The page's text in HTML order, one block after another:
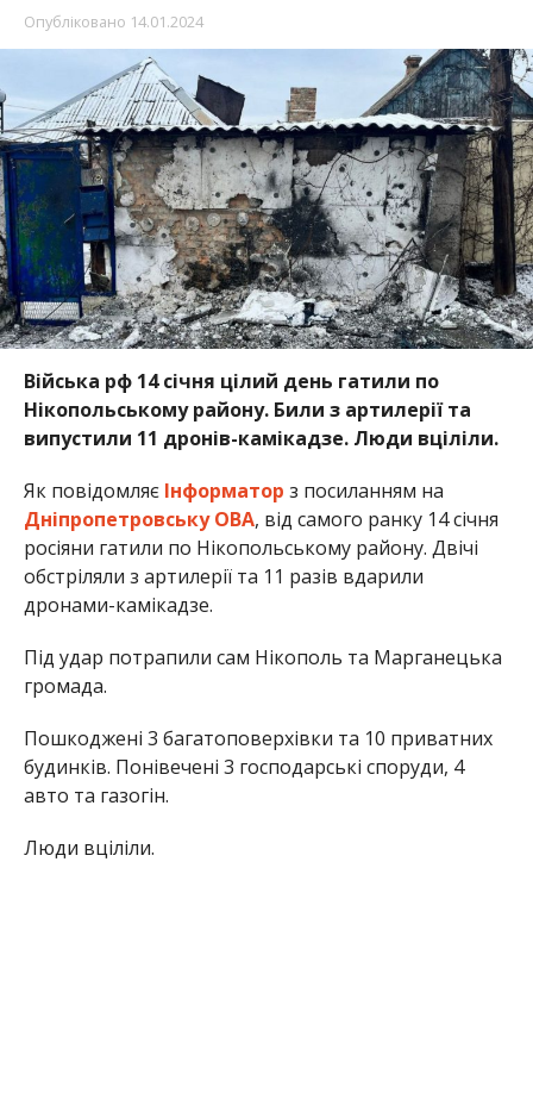
Опубліковано 14.01.2024
Війська рф 14 січня цілий день гатили по
Нікопольському району. Били з артилерії та
випустили 11 дронів-камікадзе. Люди вціліли.
Як повідомляє Інформатор з посиланням на
Дніпропетровську ОВА, від самого ранку 14 січня
росіяни гатили по Нікопольському району. Двічі
обстріляли з артилерії та 11 разів вдарили
дронами-камікадзе.
Під удар потрапили сам Нікополь та Марганецька
громада.
Пошкоджені 3 багатоповерхівки та 10 приватних
будинків. Понівечені 3 господарські споруди, 4
авто та газогін.
Люди вціліли.